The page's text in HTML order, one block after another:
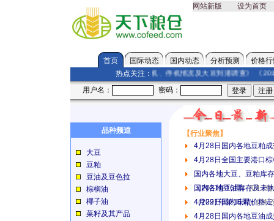
网站新版 设为首页
首页 国际动态 国内动态 分析预测
价格
热点关注：
《国内各地工厂开机、停机情况及大豆到港调查》 《2015
用户名：
密码：
品种频道
大豆
豆粕
豆油及豆色拉
棕榈油
椰子油
菜籽及其产品
【行业聚焦】
4月28日国内各地豆粕
4月28日全国主要港口
国内各地大豆、豆粕库
（2021年16周）(04.26)
国内各地豆油库存及未
（2021年第16周）
4月29日国内味精价格
4月28日国内各地豆油